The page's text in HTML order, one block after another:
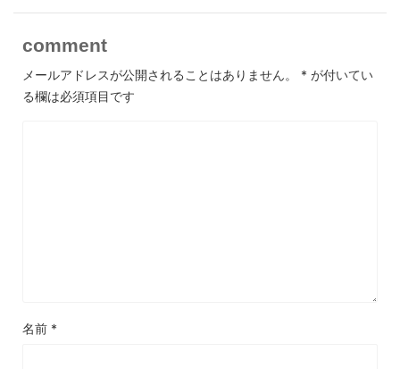
comment
メールアドレスが公開されることはありません。 * が付いてい
る欄は必須項目です
名前 *